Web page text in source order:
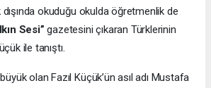
dışında okuduğu okulda öğretmenlik de
Sesi”gazetesini çıkaran Türklerinin
ile tanıştı.
olan Fazıl Küçük’ün asıl adı Mustafa